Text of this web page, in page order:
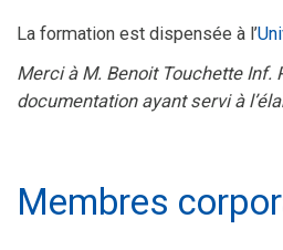
La formation est dispensée à l’
Merci à M. Benoit Touchette Inf.
documentation ayant servi à
Membres